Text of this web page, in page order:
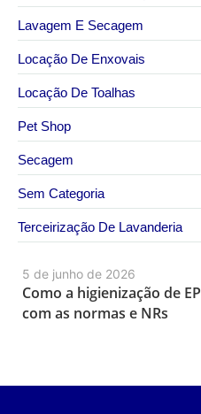
5 de junho de 2026
Como a higienização de
com as normas e NRs
Lavagem E Secagem
Locação De Enxovais
Locação De Toalhas
Pet Shop
Secagem
Sem Categoria
Terceirização De Lavanderia